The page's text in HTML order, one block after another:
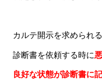
カルテ開示を求められ
診断書を依頼する時に悪
良好な状態が診断書に